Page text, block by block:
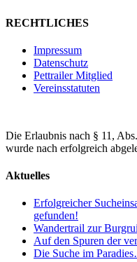
RECHTLICHES
Impressum
Datenschutz
Pettrailer Mitglied
Vereinsstatuten
Die Erlaubnis nach § 11,
wurde nach erfolgreich
Aktuelles
Erfolgreicher
gefunden!
Wandertrail zur
Auf den Spuren der
Die Suche im